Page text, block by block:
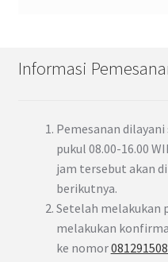
Informasi
Pemesanan
pukul 08.00-16.00
jam tersebut akan
berikutnya.
Setelah melakukan
melakukan
ke nomor